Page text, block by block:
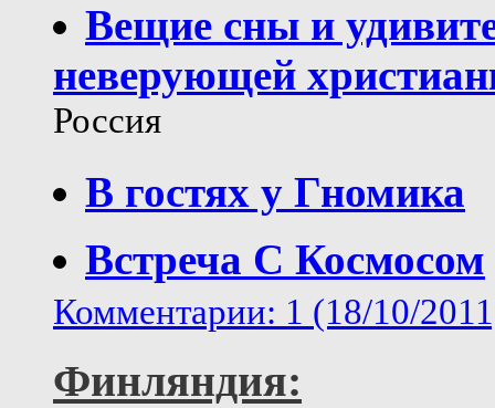
Вещие сны и
неверующей
Россия
В гостях у Гномика
Встреча С Космосом
Комментарии: 1 (18/10/
Финляндия: